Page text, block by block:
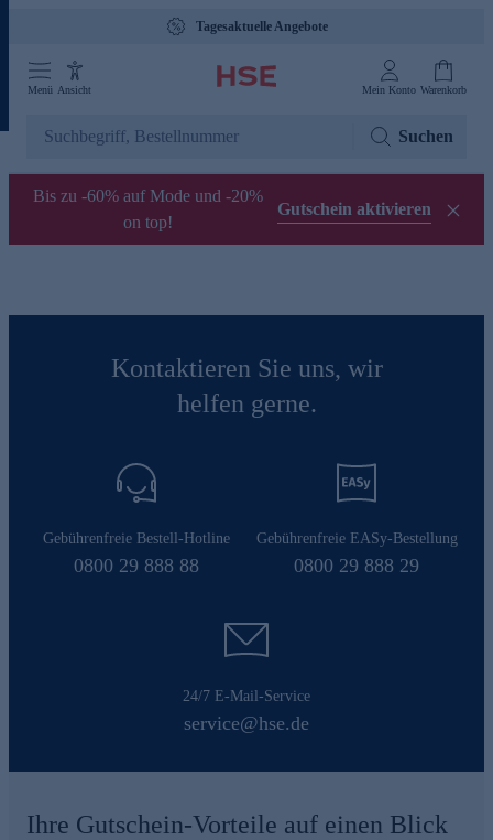
Tagesaktuelle Angebote
Menü Ansicht Mein Konto Warenkorb
Suchen
Bis zu -60% auf Mode und -20%
on top!
Gutschein aktivieren
Kontaktieren Sie uns, wir
helfen gerne.
Gebührenfreie Bestell-Hotline
0800 29 888 88
Gebührenfreie EASy-Bestellung
0800 29 888 29
24/7 E-Mail-Service
service@hse.de
Ihre Gutschein-Vorteile auf einen Blick